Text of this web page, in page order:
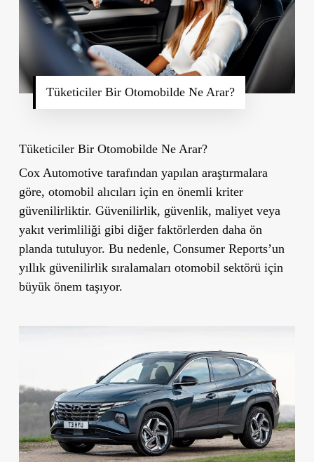
Tüketiciler Bir Otomobilde Ne Arar?
Tüketiciler Bir Otomobilde Ne Arar?
Cox Automotive tarafından yapılan araştırmalara
göre, otomobil alıcıları için en önemli kriter
güvenilirliktir. Güvenilirlik, güvenlik, maliyet veya
yakıt verimliliği gibi diğer faktörlerden daha ön
planda tutuluyor. Bu nedenle, Consumer Reports’un
yıllık güvenilirlik sıralamaları otomobil sektörü için
büyük önem taşıyor.